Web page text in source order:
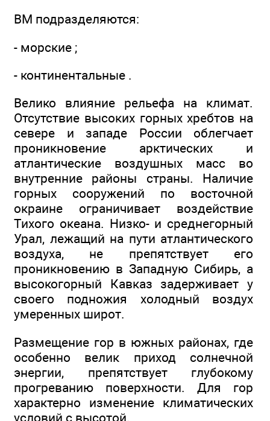
ВМ подразделяются:
- морские ;
- континентальные .
Велико влияние рельефа на климат.
Отсутствие высоких горных хребтов на
севере и западе России облегчает
проникновение арктических и
атлантические воздушных масс во
внутренние районы страны. Наличие
горных сооружений по восточной
окраине ограничивает воздействие
Тихого океана. Низко- и среднегорный
Урал, лежащий на пути атлантического
воздуха, не препятствует его
проникновению в Западную Сибирь, а
высокогорный Кавказ задерживает у
своего подножия холодный воздух
умеренных широт.
Размещение гор в южных районах, где
особенно велик приход солнечной
энергии, препятствует глубокому
прогреванию поверхности. Для гор
характерно изменение климатических
условий с высотой.